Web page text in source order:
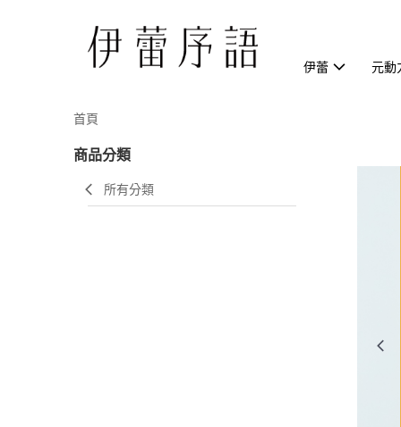
伊蕾 元動
首頁
商品分類
所有分類